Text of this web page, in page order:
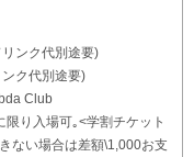
ンク代別途要)
ク代別途要)
Club
り入場可｡<学割チケット
ない場合は差額\1,000お支